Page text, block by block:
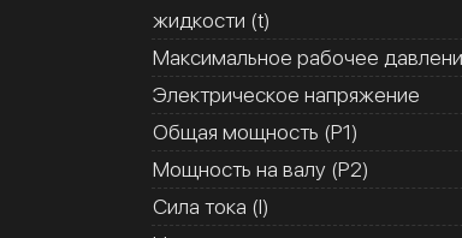
жидкости (t)
Максимальное рабочее
Электрическое напряжение
Общая мощность (Р1)
Мощность на валу (Р2)
Сила тока (I)